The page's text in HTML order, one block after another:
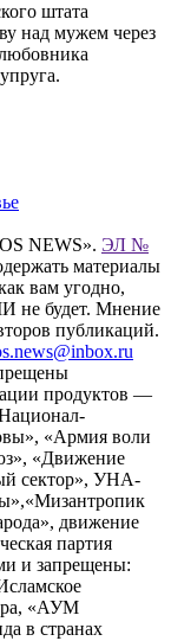
штата
над мужем через
NEWS». ЭЛ №
материалы
вам угодно,
не будет. Мнение
публикаций.
продуктов —
«Армия воли
«Движение
сектор», УНА-
движение
партия
и запрещены:
«АУМ
в странах